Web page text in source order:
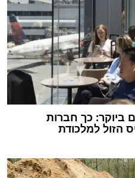
ביוקר: כך חברות
הזול למלכודת